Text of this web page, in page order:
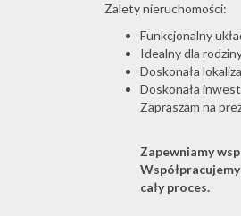
Zalety nieruchomości:
Funkcjonalny
Idealny dla
Doskonała
Doskonała
Zapraszam na
Zapewniamy
cały proces.